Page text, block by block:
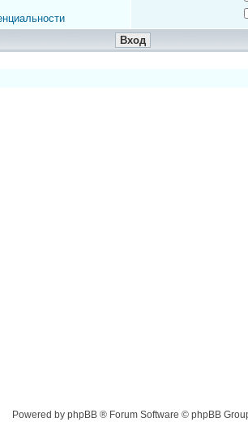
Powered by phpBB ® Forum Software © phpBB